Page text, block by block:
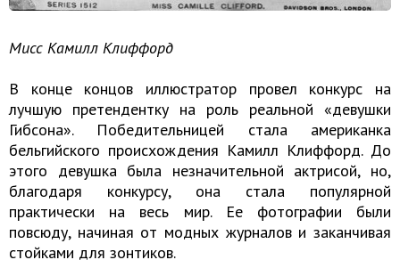
Мисс Камилл Клиффорд
В конце концов иллюстратор провел конкурс на
лучшую претендентку на роль реальной «девушки
Гибсона». Победительницей стала американка
бельгийского происхождения Камилл Клиффорд. До
этого девушка была незначительной актрисой, но,
благодаря конкурсу, она стала популярной
практически на весь мир. Ее фотографии были
повсюду, начиная от модных журналов и заканчивая
стойками для зонтиков.